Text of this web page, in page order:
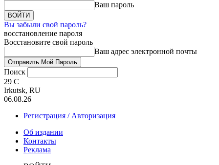
Ваш пароль
Вы забыли свой пароль?
восстановление пароля
Восстановите свой пароль
Ваш адрес электронной почты
Поиск
29 C
Irkutsk, RU
06.08.26
Регистрация / Авторизация
Об издании
Контакты
Реклама